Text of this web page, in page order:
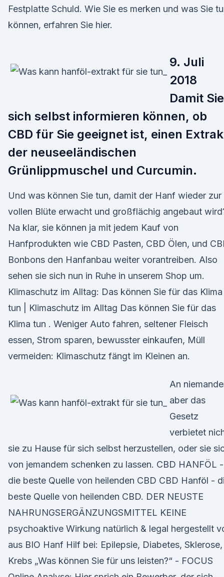
Festplatte Schuld. Wie Sie es merken und was Sie
können, erfahren Sie hier.
9. Juli
2018
Damit Sie
sich selbst informieren können, ob
CBD für Sie geeignet ist, einen
der neuseeländischen
Grünlippmuschel und Curcumin.
Und was können Sie tun, damit der Hanf wieder zur
vollen Blüte erwacht und großflächig angebaut
Na klar, sie können ja mit jedem Kauf von
Hanfprodukten wie CBD Pasten, CBD Ölen, und
Bonbons den Hanfanbau weiter vorantreiben. Also
sehen sie sich nun in Ruhe in unserem Shop um.
Klimaschutz im Alltag: Das können Sie für das Klima
tun | Klimaschutz im Alltag Das können Sie für das
Klima tun . Weniger Auto fahren, seltener Fleisch
essen, Strom sparen, bewusster einkaufen, Müll
vermeiden: Klimaschutz fängt im Kleinen an.
An
aber das
Gesetz
verbietet
sie zu Hause für sich selbst herzustellen, oder sie
von jemandem schenken zu lassen. CBD HANFÖL -
die beste Quelle von heilenden CBD CBD Hanföl -
beste Quelle von heilenden CBD. DER NEUSTE
NAHRUNGSERGÄNZUNGSMITTEL KEINE
psychoaktive Wirkung natürlich & legal hergestellt
aus BIO Hanf Hilf bei: Epilepsie, Diabetes, Sklerose,
Krebs „Was können Sie für uns leisten?“ - FOCUS